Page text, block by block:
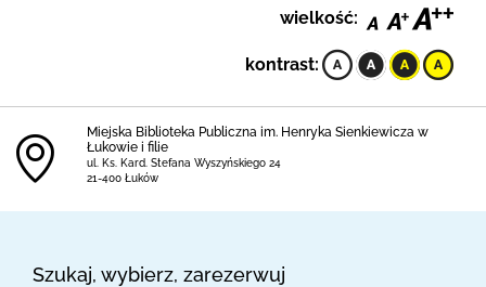
wielkość:
kontrast:
Miejska Biblioteka Publiczna im. Henryka Sienkiewicza w
Łukowie i filie
ul. Ks. Kard. Stefana Wyszyńskiego 24
21-400 Łuków
Szukaj, wybierz, zarezerwuj